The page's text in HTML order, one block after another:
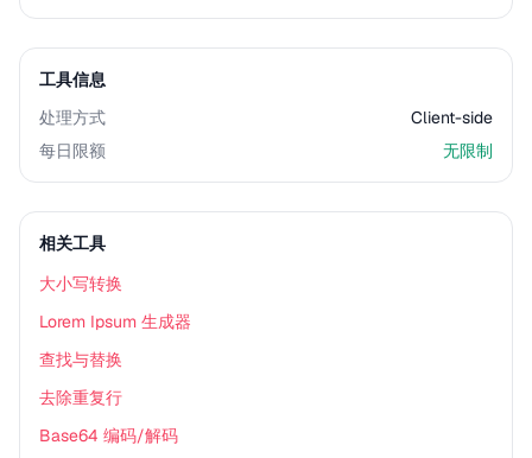
工具信息
处理方式
Client-side
每日限额
无限制
相关工具
大小写转换
Lorem Ipsum 生成器
查找与替换
去除重复行
Base64 编码/解码